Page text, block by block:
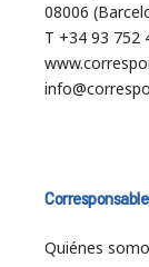
08006
T +34 93 752
Quiénes